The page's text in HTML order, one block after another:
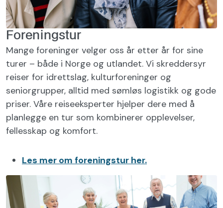
Foreningstur
Mange foreninger velger oss år etter år for sine
turer – både i Norge og utlandet. Vi skreddersyr
reiser for idrettslag, kulturforeninger og
seniorgrupper, alltid med sømløs logistikk og gode
priser. Våre reiseeksperter hjelper dere med å
planlegge en tur som kombinerer opplevelser,
fellesskap og komfort.
Les mer om foreningstur her.